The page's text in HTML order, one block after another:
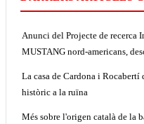
Anunci del Projecte de
MUSTANG nord-americans,
La casa de Cardona i
històric a la ruïna
Més sobre l'origen català de la